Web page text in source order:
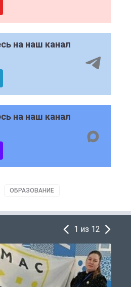
на наш канал
на наш канал
ОБРАЗОВАНИЕ
1 из 12